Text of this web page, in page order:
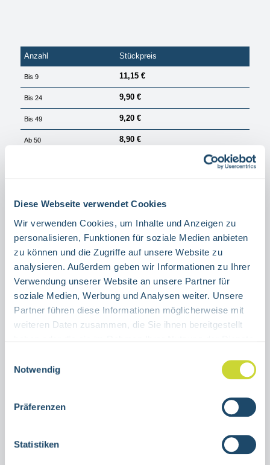
Diese Webseite verwendet Cookies
Wir verwenden Cookies, um Inhalte und Anzeigen zu
personalisieren, Funktionen für soziale Medien anbieten
zu können und die Zugriffe auf unsere Website zu
analysieren. Außerdem geben wir Informationen zu Ihrer
Verwendung unserer Website an unsere Partner für
soziale Medien, Werbung und Analysen weiter. Unsere
Partner führen diese Informationen möglicherweise mit
weiteren Daten zusammen, die Sie ihnen bereitgestellt
Notwendig
Präferenzen
Statistiken
Anzahl Stückpreis
Bis9 11,15 €
Bis24 9,90 €
Bis49 9,20 €
Ab50 8,90 €
Materialauswählen
ALUMINIUM
FOLIE
Produkt Anzahl: Gib den gewünschten Wert ein oder benutze die Schaltflächen um die Anzahl
Stück
IN DEN WARENKORB
Produktnummer:15.0037-2
Beschreibung
"Rettungsausstieg"zur Nutzung in
GrößenAluminium oder selbstklebende